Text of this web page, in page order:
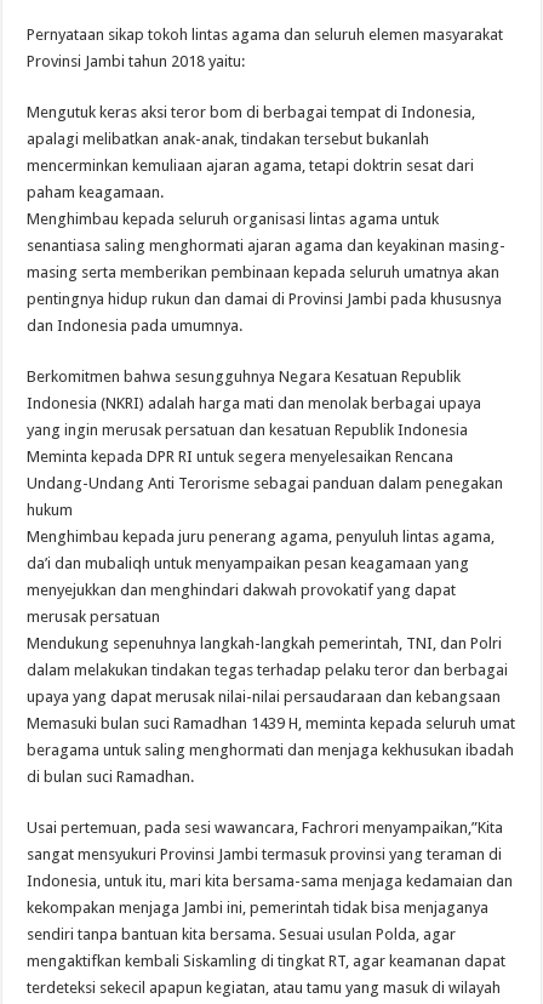
Pernyataan sikap tokoh lintas agama dan seluruh elemen masyarakat
Provinsi Jambi tahun 2018 yaitu:
Mengutuk keras aksi teror bom di berbagai tempat di Indonesia,
apalagi melibatkan anak-anak, tindakan tersebut bukanlah
mencerminkan kemuliaan ajaran agama, tetapi doktrin sesat dari
paham keagamaan.
Menghimbau kepada seluruh organisasi lintas agama untuk
senantiasa saling menghormati ajaran agama dan keyakinan masing-
masing serta memberikan pembinaan kepada seluruh umatnya akan
pentingnya hidup rukun dan damai di Provinsi Jambi pada khususnya
dan Indonesia pada umumnya.
Berkomitmen bahwa sesungguhnya Negara Kesatuan Republik
Indonesia (NKRI) adalah harga mati dan menolak berbagai upaya
yang ingin merusak persatuan dan kesatuan Republik Indonesia
Meminta kepada DPR RI untuk segera menyelesaikan Rencana
Undang-Undang Anti Terorisme sebagai panduan dalam penegakan
hukum
Menghimbau kepada juru penerang agama, penyuluh lintas agama,
da’i dan mubaliqh untuk menyampaikan pesan keagamaan yang
menyejukkan dan menghindari dakwah provokatif yang dapat
merusak persatuan
Mendukung sepenuhnya langkah-langkah pemerintah, TNI, dan Polri
dalam melakukan tindakan tegas terhadap pelaku teror dan berbagai
upaya yang dapat merusak nilai-nilai persaudaraan dan kebangsaan
Memasuki bulan suci Ramadhan 1439 H, meminta kepada seluruh umat
beragama untuk saling menghormati dan menjaga kekhusukan ibadah
di bulan suci Ramadhan.
Usai pertemuan, pada sesi wawancara, Fachrori menyampaikan,”Kita
sangat mensyukuri Provinsi Jambi termasuk provinsi yang teraman di
Indonesia, untuk itu, mari kita bersama-sama menjaga kedamaian dan
kekompakan menjaga Jambi ini, pemerintah tidak bisa menjaganya
sendiri tanpa bantuan kita bersama. Sesuai usulan Polda, agar
mengaktifkan kembali Siskamling di tingkat RT, agar keamanan dapat
terdeteksi sekecil apapun kegiatan, atau tamu yang masuk di wilayah